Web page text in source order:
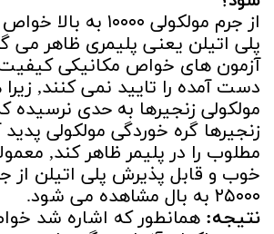
از جرم مولکولی ۱۰۰۰۰
پلی اتیلن یعنی پلیمری ظاهر می
آزمون های خواص مکانیکی
دست آمده را تایید نمی کنند,
مولکولی زنجیرها به حدی نرسیده
زنجیرها گره خوردگی مولکولی
مطلوب را در پلیمر ظاهر کند,
خوب و قابل پذیرش پلی اتیلن از
۲۵۰۰۰ به بال مشاهده می شود.
نتیجه: همانطور که اشاره شد